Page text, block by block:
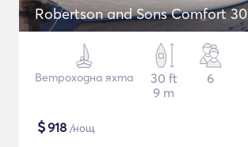
Robertson and Sons Comfort 30
Ветроходна яхта
30 ft
9 m
6
$918 /нощ